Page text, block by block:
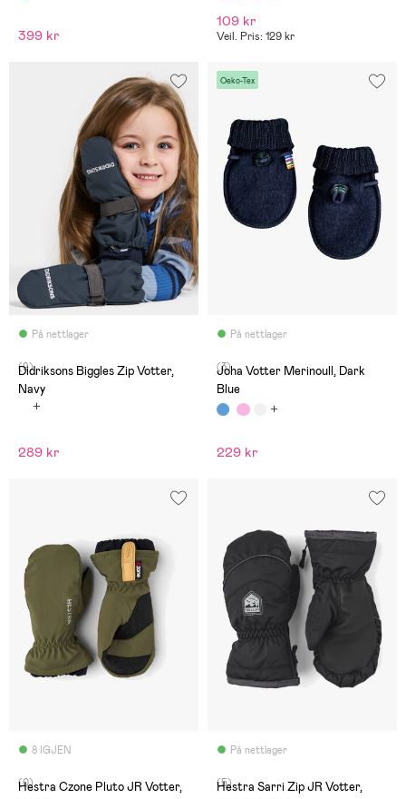
399 kr
109 kr
Veil. Pris: 129 kr
På nettlager
(9)
Didriksons Biggles Zip Votter,
Navy
289 kr
Oeko-Tex
På nettlager
(3)
Joha Votter Merinoull, Dark
Blue
229 kr
8 IGJEN
(0)
Hestra Czone Pluto JR Votter,
På nettlager
(5)
Hestra Sarri Zip JR Votter,